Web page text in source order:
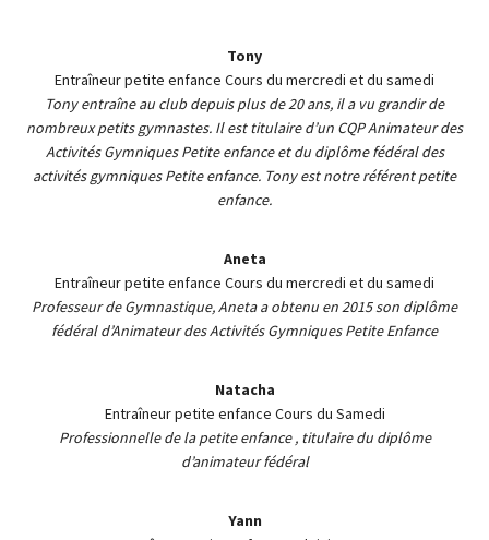
Tony
Entraîneur petite enfance Cours du mercredi et du samedi
Tony entraîne au club depuis plus de 20 ans, il a vu grandir de
nombreux petits gymnastes. Il est titulaire d’un CQP Animateur des
Activités Gymniques Petite enfance et du diplôme fédéral des
activités gymniques Petite enfance. Tony est notre référent petite
enfance.
Aneta
Entraîneur petite enfance Cours du mercredi et du samedi
Professeur de Gymnastique, Aneta a obtenu en 2015 son diplôme
fédéral d’Animateur des Activités Gymniques Petite Enfance
Natacha
Entraîneur petite enfance Cours du Samedi
Professionnelle de la petite enfance , titulaire du diplôme
d’animateur fédéral
Yann